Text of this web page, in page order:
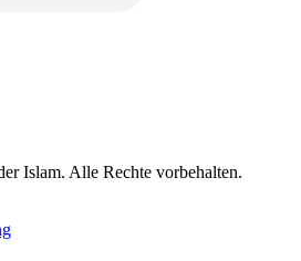
Islam. Alle Rechte vorbehalten.